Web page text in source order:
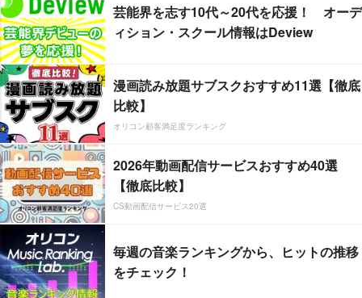
芸能界を志す10代～20代を応援！ オーデ
ィション・スクール情報はDeview
漫画読み放題サブスクおすすめ11選【徹底
比較】
オリコン顧客満足度ランキング
2026年動画配信サービスおすすめ40選
【徹底比較】
CS動画配信サービス20選
毎週の音楽ランキングから、ヒットの推移
をチェック！